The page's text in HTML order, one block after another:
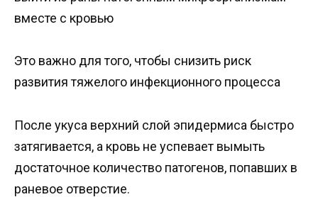
вместе с кровью
Это важно для того, чтобы снизить риск
развития тяжелого инфекционного процесса
После укуса верхний слой эпидермиса быстро
затягивается, а кровь не успевает вымыть
достаточное количество патогенов, попавших в
раневое отверстие.